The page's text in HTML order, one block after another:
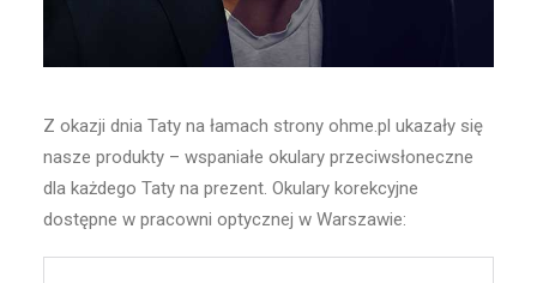
Wyszukiwanie
Z okazji dnia Taty na łamach strony ohme.pl ukazały się
nasze produkty – wspaniałe okulary przeciwsłoneczne
dla każdego Taty na prezent. Okulary korekcyjne
dostępne w pracowni optycznej w Warszawie: